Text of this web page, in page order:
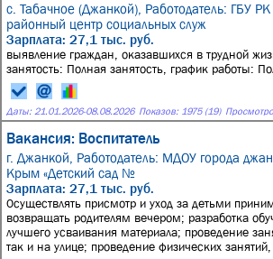
с. Табачное (Джанкой), Работодатель: ГБУ
районный центр социальных служ
Зарплата: 27,1 тыс. руб.
выявление граждан, оказавшихся в трудной
занятость: Полная занятость, график работы:
Даты: 21.01.2026-08.08.2026 Показов: 1975 (19)
Вакансия: Воспитатель
г. Джанкой, Работодатель: МДОУ города
Крым «Детский сад №
Зарплата: 27,1 тыс. руб.
0существлять присмотр и уход за детьми
возвращать родителям вечером; разработка
лучшего усваивания материала; проведение
так и на улице; проведение физических занятий,